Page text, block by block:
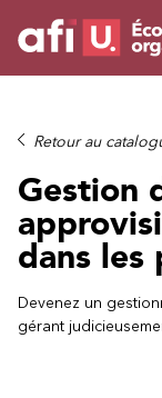
Campus IA
Sur
À propos
Retour au
Gestion
dans les
Devenez un
gérant